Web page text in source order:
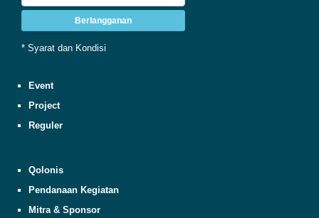
Berlangganan
* Syarat dan Kondisi
Event
Project
Reguler
Qolonis
Pendanaan Kegiatan
Mitra & Sponsor